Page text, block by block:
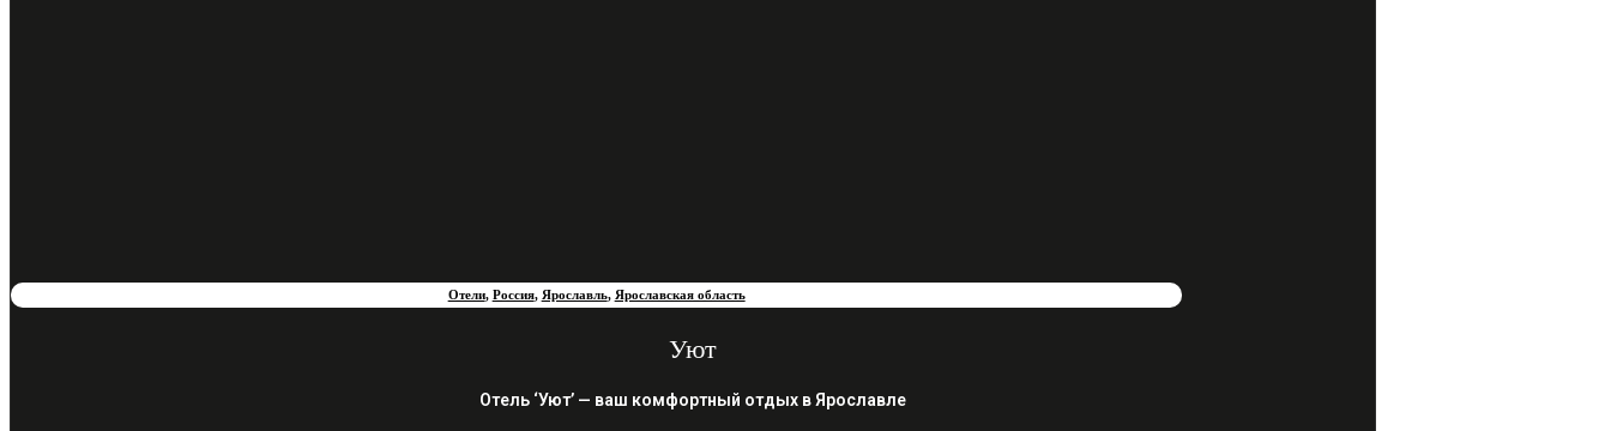
Отели, Россия, Ярославль, Ярославская область
Уют
Отель ‘Уют’ — ваш комфортный отдых в Ярославле